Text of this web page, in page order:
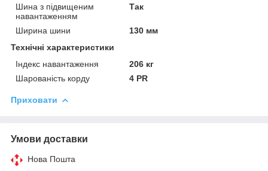
Шина з підвищеним
навантаженням
Так
Ширина шини
130 мм
Технічні характеристики
Індекс навантаження
206 кг
Шарованість корду
4 PR
Приховати
Умови доставки
Нова Пошта